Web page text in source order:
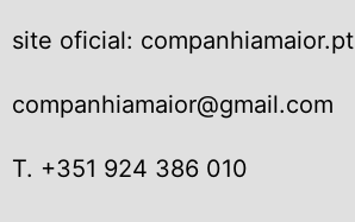
site oficial: companhiamaior.pt
companhiamaior@gmail.com
T. +351 924 386 010